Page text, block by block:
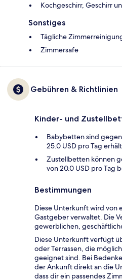
Kochgeschirr, Geschirr
Sonstiges
Tägliche
Zimmersafe
Gebühren & Richtlinien
Kinder- und
Babybetten sind
25.0 USD pro Tag
Zustellbetten können
von 20.0 USD pro Tag
Bestimmungen
Diese Unterkunft wird von
Gastgeber verwaltet. Die
gewerblichen,
Diese Unterkunft verfügt
oder Terrassen, die
geeignet sind. Bei
der Ankunft direkt an die
dass dir ein passendes